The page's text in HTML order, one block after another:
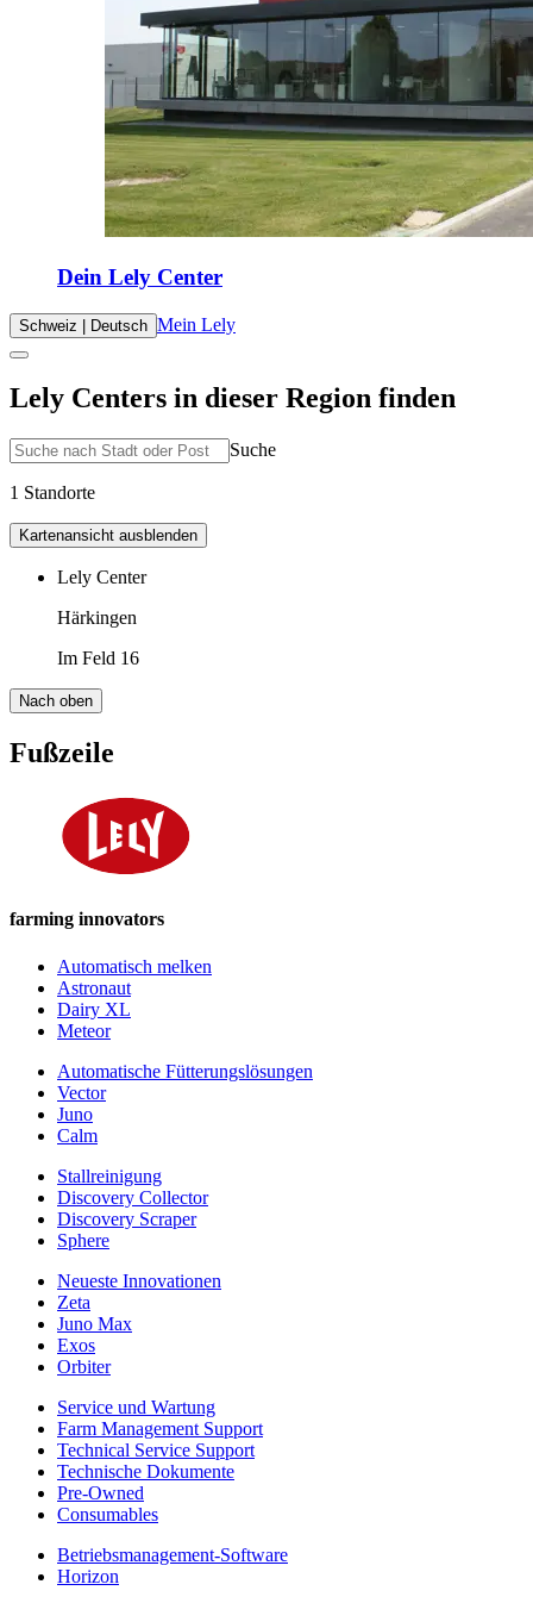
Dein Lely Center
Schweiz | Deutsch Mein Lely
Lely Centers in dieser Region finden
Suche
1 Standorte
Kartenansicht ausblenden
Lely Center
Härkingen
Im Feld 16
Nach oben
Fußzeile
farming innovators
Automatisch melken
Astronaut
Dairy XL
Meteor
Automatische Fütterungslösungen
Vector
Juno
Calm
Stallreinigung
Discovery Collector
Discovery Scraper
Sphere
Neueste Innovationen
Zeta
Juno Max
Exos
Orbiter
Service und Wartung
Farm Management Support
Technical Service Support
Technische Dokumente
Pre-Owned
Consumables
Betriebsmanagement-Software
Horizon